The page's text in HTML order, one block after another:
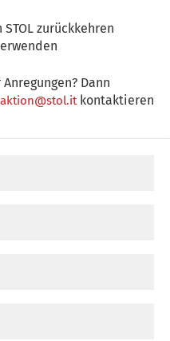
STOL zurückkehren
Dann
kontaktieren